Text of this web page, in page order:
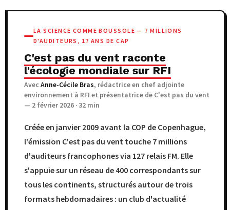
LA SCIENCE COMME BOUSSOLE — 7 MILLIONS
D'AUDITEURS, 17 ANS DE CAP
C'est pas du vent raconte
l'écologie mondiale sur RFI
Avec Anne-Cécile Bras, rédactrice en chef adjointe
environnement à RFI et présentatrice de C'est pas du vent
— 2 février 2026 · 32 min
Créée en janvier 2009 avant la COP de Copenhague,
l'émission C'est pas du vent touche 7 millions
d'auditeurs francophones via 127 relais FM. Elle
s'appuie sur un réseau de 400 correspondants sur
tous les continents, structurés autour de trois
formats hebdomadaires : un club d'actualité